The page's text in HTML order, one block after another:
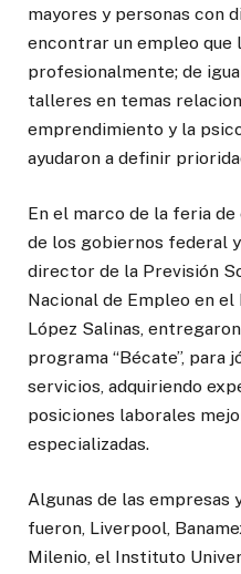
mayores y personas con
encontrar un empleo
profesionalmente; de
talleres en temas
emprendimiento y la
ayudaron a definir
En el marco de la feria
de los gobiernos federal
director de la Previsión
Nacional de Empleo en
López Salinas,
programa “Bécate”, para
servicios, adquiriendo
posiciones laborales
especializadas.
Algunas de las empresas
fueron, Liverpool,
Milenio, el Instituto